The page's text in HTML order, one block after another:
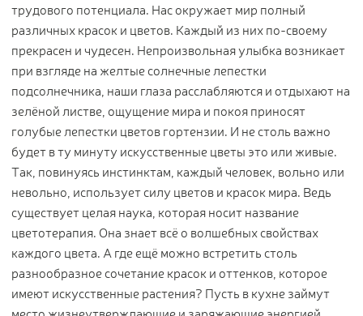
трудового потенциала. Нас окружает мир полный
различных красок и цветов. Каждый из них по-своему
прекрасен и чудесен. Непроизвольная улыбка возникает
при взгляде на желтые солнечные лепестки
подсолнечника, наши глаза расслабляются и отдыхают на
зелёной листве, ощущение мира и покоя приносят
голубые лепестки цветов гортензии. И не столь важно
будет в ту минуту искусственные цветы это или живые.
Так, повинуясь инстинктам, каждый человек, вольно или
невольно, использует силу цветов и красок мира. Ведь
существует целая наука, которая носит название
цветотерапия. Она знает всё о волшебных свойствах
каждого цвета. А где ещё можно встретить столь
разнообразное сочетание красок и оттенков, которое
имеют искусственные растения? Пусть в кухне займут